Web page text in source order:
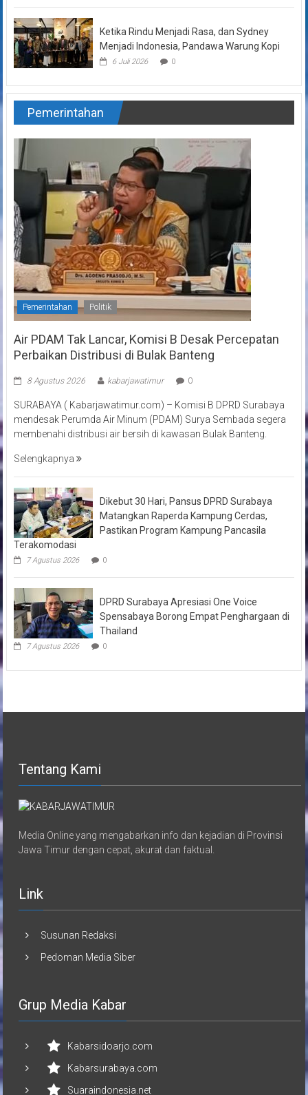
Ketika Rindu Menjadi Rasa, dan Sydney
Menjadi Indonesia, Pandawa Warung Kopi
6 Juli 2026 0
Pemerintahan
Pemerintahan Politik
Air PDAM Tak Lancar, Komisi B Desak Percepatan
Perbaikan Distribusi di Bulak Banteng
8 Agustus 2026 kabarjawatimur 0
SURABAYA ( Kabarjawatimur.com) – Komisi B DPRD Surabaya
mendesak Perumda Air Minum (PDAM) Surya Sembada segera
membenahi distribusi air bersih di kawasan Bulak Banteng.
Selengkapnya
Dikebut 30 Hari, Pansus DPRD Surabaya
Matangkan Raperda Kampung Cerdas,
Pastikan Program Kampung Pancasila
Terakomodasi
7 Agustus 2026 0
DPRD Surabaya Apresiasi One Voice
Spensabaya Borong Empat Penghargaan di
Thailand
7 Agustus 2026 0
Tentang Kami
Media Online yang mengabarkan info dan kejadian di Provinsi
Jawa Timur dengan cepat, akurat dan faktual.
Link
Susunan Redaksi
Pedoman Media Siber
Grup Media Kabar
Kabarsidoarjo.com
Kabarsurabaya.com
Suaraindonesia.net